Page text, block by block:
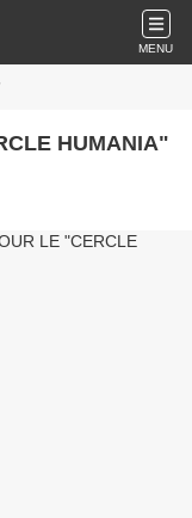
MENU
HUMANIA"